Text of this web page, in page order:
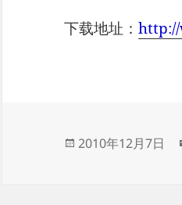
下载地址：
Posted
2010年12月7日